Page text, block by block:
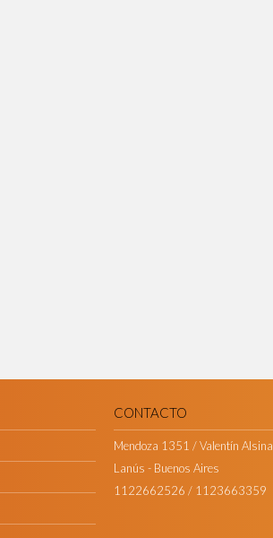
CONTACTO
Mendoza 1351 / Valentín Alsina
Lanús - Buenos Aires
1122662526 / 1123663359